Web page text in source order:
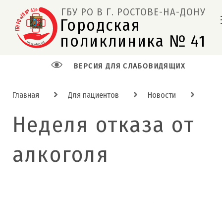
ГБУ РО В Г. РОСТОВЕ-НА-ДОНУ
Городская
поликлиника № 41
ВЕРСИЯ ДЛЯ СЛАБОВИДЯЩИХ
Главная Для пациентов Новости
Неделя отказа от
алкоголя